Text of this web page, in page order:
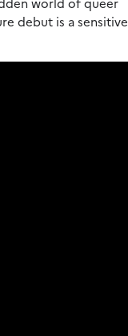
debut is a sensitive